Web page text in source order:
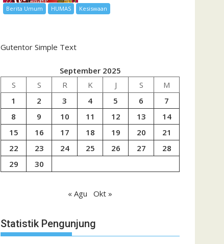
Berita Umum HUMAS Kesiswaan
Gutentor Simple Text
September 2025
S
S R K J S
M
1
2 3 4 5 6
7
8
9 10 11 12 13
14
15
16 17 18 19 20
21
22
23 24 25 26 27
28
29
30
« Agu Okt »
Statistik Pengunjung